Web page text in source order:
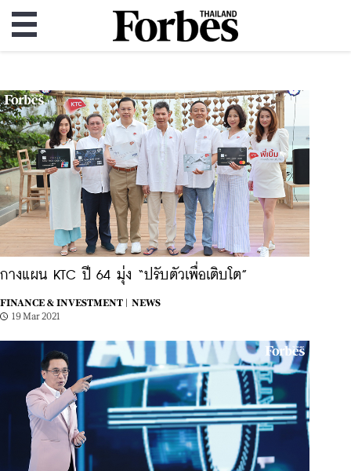
กางแผน KTC ปี 64 มุ่ง “ปรับตัวเพื่อเติบโต”
FINANCE & INVESTMENT |
NEWS
19 Mar 2021